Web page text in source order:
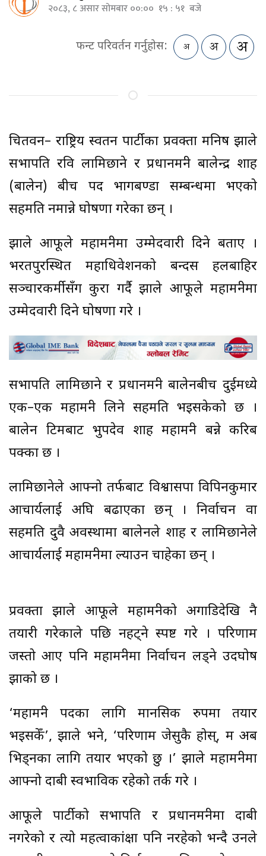
२०८३, ८ असार सोमबार ००:०० १५ : ५१ बजे
फन्ट परिवर्तन गर्नुहोस:
चितवन– राष्ट्रिय स्वतनत्र पार्टीका प्रवक्ता मनिष झाले
सभापति रवि लामिछाने र प्रधानमन्त्री बालेन्द्र शाह
(बालेन) बीच पद भागबण्डा सम्बन्धमा भएको
सहमति नमान्ने घोषणा गरेका छन् ।
झाले आफूले महामन्त्रीमा उम्मेदवारी दिने बताए ।
भरतपुरस्थित महाधिवेशनको बन्दसत्र हलबाहिर
सञ्चारकर्मीसँग कुरा गर्दै झाले आफूले महामन्त्रीमा
उम्मेदवारी दिने घोषणा गरे ।
सभापति लामिछाने र प्रधानमन्त्री बालेनबीच दुईमध्ये
एक–एक महामन्त्री लिने सहमति भइसकेको छ ।
बालेन टिमबाट भुपदेव शाह महामन्त्री बन्ने करिब
पक्का छ ।
लामिछानेले आफ्नो तर्फबाट विश्वासपात्र विपिनकुमार
आचार्यलाई अघि बढाएका छन् । निर्वाचन वा
सहमति दुवै अवस्थामा बालेनले शाह र लामिछानेले
आचार्यलाई महामन्त्रीमा ल्याउन चाहेका छन् ।
प्रवक्ता झाले आफूले महामन्त्रीको अगाडिदेखि नै
तयारी गरेकाले पछि नहट्ने स्पष्ट गरे । परिणाम
जस्तो आए पनि महामन्त्रीमा निर्वाचन लड्ने उदघोष
झाको छ ।
‘महामन्त्री पदका लागि मानसिक रुपमा तयार
भइसकेँ’, झाले भने, ‘परिणाम जेसुकै होस्, म अब
भिड्नका लागि तयार भएको छु ।’ झाले महामन्त्रीमा
आफ्नो दाबी स्वभाविक रहेको तर्क गरे ।
आफूले पार्टीको सभापति र प्रधानमन्त्रीमा दाबी
नगरेको र त्यो महत्वाकांक्षा पनि नरहेको भन्दै उनले